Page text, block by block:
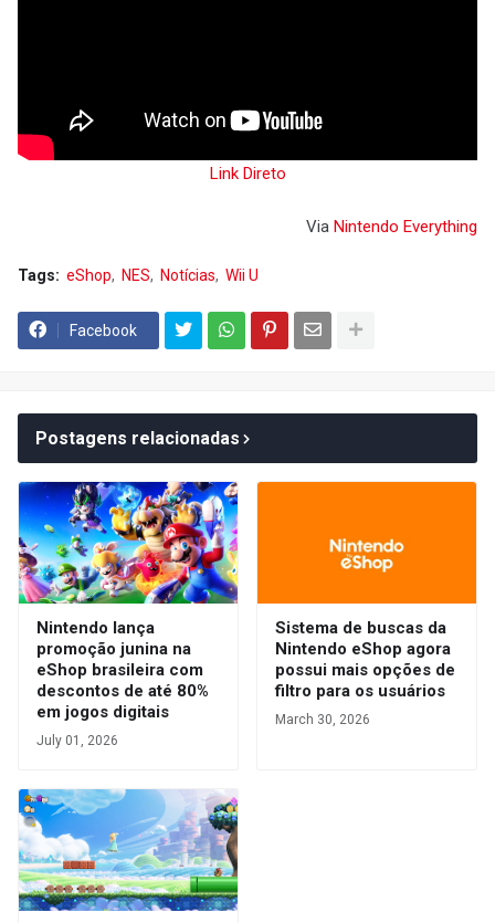
Link Direto
Via Nintendo Everything
Tags: eShop NES Notícias Wii U
Facebook
Postagens relacionadas
Nintendo lança
promoção junina na
eShop brasileira com
descontos de até 80%
em jogos digitais
July 01, 2026
Sistema de buscas da
Nintendo eShop agora
possui mais opções de
filtro para os usuários
March 30, 2026